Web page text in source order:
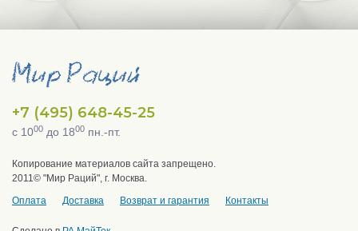
+7 (495) 648-45-25
с 1000 до 1800 пн.-пт.
Копирование материалов сайта запрещено.
2011© "Мир Раций", г. Москва.
Оплата
Доставка Возврат и гарантия Контакты